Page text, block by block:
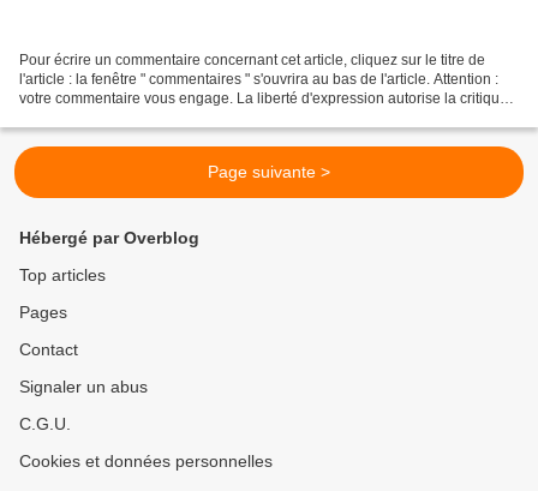
Pour écrire un commentaire concernant cet article, cliquez sur le titre de
l'article : la fenêtre " commentaires " s'ouvrira au bas de l'article. Attention :
votre commentaire vous engage. La liberté d'expression autorise la critique,
Page suivante >
Hébergé par Overblog
Top articles
Pages
Contact
Signaler un abus
C.G.U.
Cookies et données personnelles